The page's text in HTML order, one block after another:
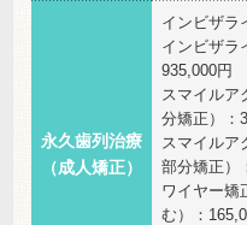
永久歯列治療
（成人矯正）
インビザラ
インビザラ
935,000円
スマイルア
分矯正）：
スマイルア
部分矯正）
ワイヤー矯
む）：